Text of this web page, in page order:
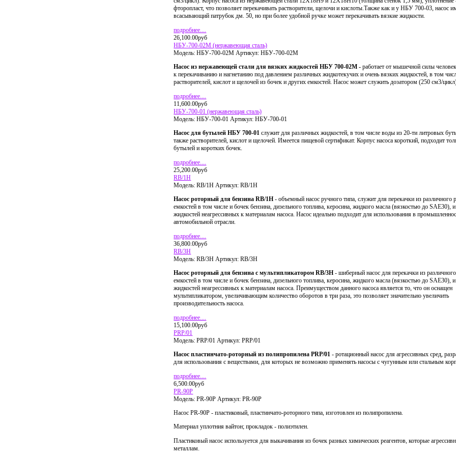
фторопласт, что позволяет перекачивать растворители, щелочи и кислоты.Также как и у НБУ 700-03, насос
всасывающий патрубок дм. 50, но при более удобной ручке может перекачивать вязкие жидкости.
подробнее....
26,100.00руб
НБУ-700-02М (нержавеющая сталь)
Модель: НБУ-700-02МАртикул: НБУ-700-02М
Насос из нержавеющей стали для вязких жидкостей НБУ 700-02М - работает от мышечной силы
к перекачиванию и нагнетанию под давлением различных жидкотекучих и очень вязких жидкостей, в том
растворителей, кислот и щелочей из бочек и других емкостей. Насос может служить дозатором (250 см3/
подробнее....
11,600.00руб
НБУ-700-01 (нержавеющая сталь)
Модель: НБУ-700-01 Артикул: НБУ-700-01
Насос для бутылей НБУ 700-01 служит для различных жидкостей, в том числе воды из 20-ти литровых
также растворителей, кислот и щелочей. Имеется пищевой сертификат. Корпус насоса короткий, подходит
бутылей и коротких бочек.
подробнее....
25,200.00руб
RB/1H
Модель: RB/1H Артикул: RB/1H
Насос роторный для бензинаRB/1H- объемный насос ручного типа, служит для перекачки из различного
емкостей в том числе и бочек бензина, дизельного топлива, керосина, жидкого масла (вязкостью до SAE30), и
жидкостей неагрессивных к материалам насоса. Насос идеально подходит для использования в
автомобильной отрасли.
подробнее....
36,800.00руб
RB/3H
Модель: RB/3H Артикул: RB/3H
Насос роторный для бензина с мультипликаторомRB/3H - шиберный насос для перекачки из
емкостей в том числе и бочек бензина, дизельного топлива, керосина, жидкого масла (вязкостью до SAE30), и
жидкостей неагрессивных к материалам насоса. Преимуществом данного насоса является то, что он оснащен
мультипликатором, увеличивающим количество оборотов в три раза, это позволяет значительно увеличить
производительность насоса.
подробнее....
15,100.00руб
PRP/01
Модель: PRP/01 Артикул: PRP/01
Насос пластинчато-роторный из полипропиленаPRP/01 - ротационный насос для агрессивных сред,
для использования с веществами, для которых не возможно применять насосы с чугунным или стальным
подробнее....
6,500.00руб
PR-90P
Модель: PR-90P Артикул: PR-90P
Насос PR-90P - пластиковый, пластинчато-роторного типа, изготовлен из полипропилена.
Материал уплотния вайтон; прокладок - полиэтилен.
Пластиковый насос используется для выкачивания из бочек разных химических реагентов, которые
металлам.